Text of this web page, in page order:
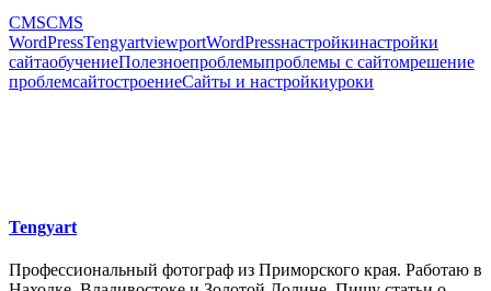
CMSCMS
WordPressTengyartviewportWordPressнастройкинастройки
сайтаобучениеПолезноепроблемыпроблемы с сайтомрешение
проблемсайтостроениеСайты и настройкиуроки
Tengyart
Профессиональный фотограф из Приморского края. Работаю в